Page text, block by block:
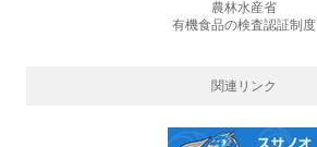
農林水産省
有機食品の検査認証制度
関連リンク